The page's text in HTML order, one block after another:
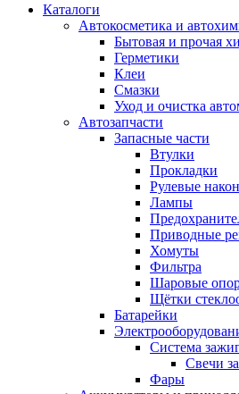
Каталоги
Автокосметика и
Бытовая и прочая
Герметики
Клеи
Смазки
Уход и очистка
Автозапчасти
Запасные части
Втулки
Прокладки
Рулевые
Лампы
Приводные
Хомуты
Фильтра
Шаровые
Щётки
Батарейки
Система
Свечи
Фары